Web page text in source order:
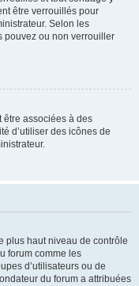
être verrouillés pour
Selon les
pouvez ou non verrouiller
être associées à des
d’utiliser des icônes de
plus haut niveau de contrôle
forum comme les
d’utilisateurs ou de
du forum a attribuées